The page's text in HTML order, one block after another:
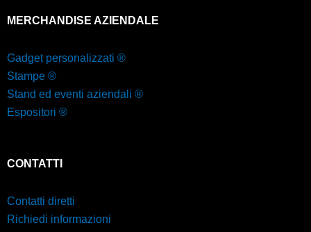
MERCHANDISE AZIENDALE
Gadget personalizzati ®
Stampe ®
Stand ed eventi aziendali ®
Espositori ®
CONTATTI
Contatti diretti
Richiedi informazioni